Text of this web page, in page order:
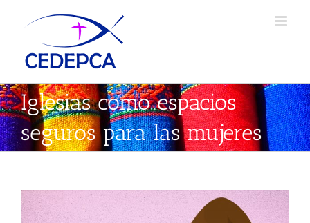
Iglesias como espacios
seguros para las mujeres
Ver
imagen